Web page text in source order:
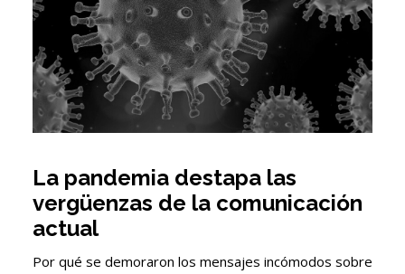
La pandemia destapa las
vergüenzas de la comunicación
actual
Por qué se demoraron los mensajes incómodos sobre